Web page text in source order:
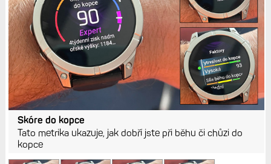
Skóre do kopce
Tato metrika ukazuje, jak dobří jste při běhu či chůzi do
kopce